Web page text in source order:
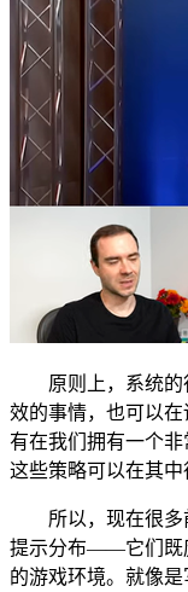
原则上，系统的
效的事情，也可以
有在我们拥有一个
这些策略可以在其中
所以，现在很多
提示分布——它们既
的游戏环境。就像